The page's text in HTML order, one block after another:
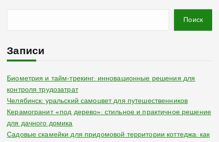
Поиск
Записи
Биометрия и тайм-трекинг: инновационные решения для
контроля трудозатрат
Челябинск: уральский самоцвет для путешественников
Керамогранит «под дерево»: стильное и практичное решение
для дачного домика
Садовые скамейки для придомовой территории коттеджа: как